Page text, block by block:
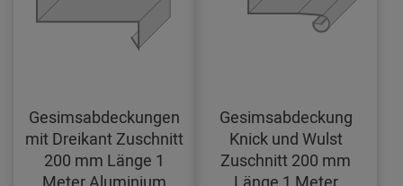
Gesimsabdeckungen
mit Dreikant Zuschnitt
200 mm Länge 1
Meter Aluminium
Gesimsabdeckung
Knick und Wulst
Zuschnitt 200 mm
Länge 1 Meter